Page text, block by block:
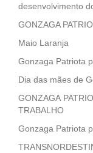
desenvolvimento
GONZAGA
Maio Laranja
Gonzaga Patriota
Dia das mães de
GONZAGA
TRABALHO
Gonzaga Patriota